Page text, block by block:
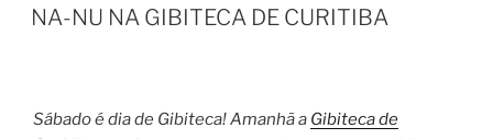
EM
NA-NU NA GIBITECA DE CURITIBA
Sábado é dia de Gibiteca! Amanhã a Gibiteca de